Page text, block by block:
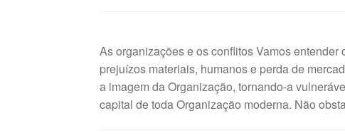
As organizações e os conflitos Vamos
prejuízos materiais, humanos e perda de
a imagem da Organização, tornando-a
capital de toda Organização moderna. Não